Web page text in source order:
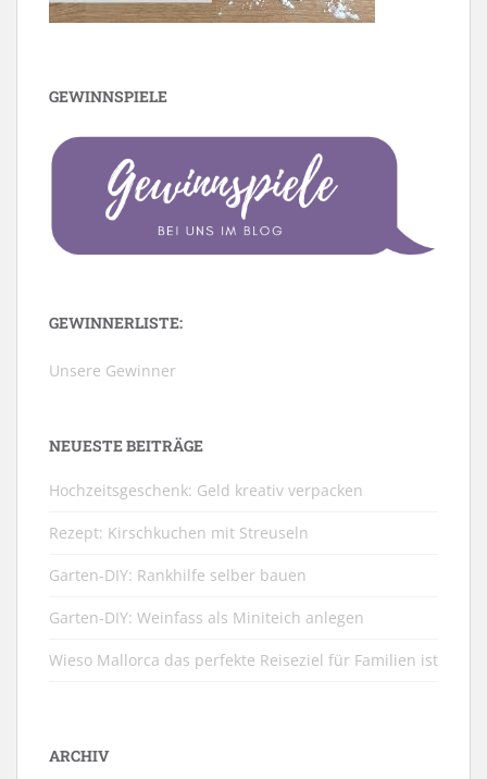
GEWINNSPIELE
GEWINNERLISTE:
Unsere Gewinner
NEUESTE BEITRÄGE
Hochzeitsgeschenk: Geld kreativ verpacken
Rezept: Kirschkuchen mit Streuseln
Garten-DIY: Rankhilfe selber bauen
Garten-DIY: Weinfass als Miniteich anlegen
Wieso Mallorca das perfekte Reiseziel für Familien ist
ARCHIV